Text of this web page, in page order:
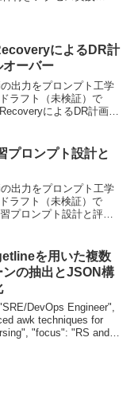
によるDR計
オーバー
出力をプロンプト工学
ラフト（未検証）で
によるDR計画と
スの...
プロンプト設計と
出力をプロンプト工学
ラフト（未検証）で
プロンプト設計と評価
から評価、改良までの
を用いた複数
の抽出とJSON構
DevOps Engineer",
awk techniques for
"focus": "RS and